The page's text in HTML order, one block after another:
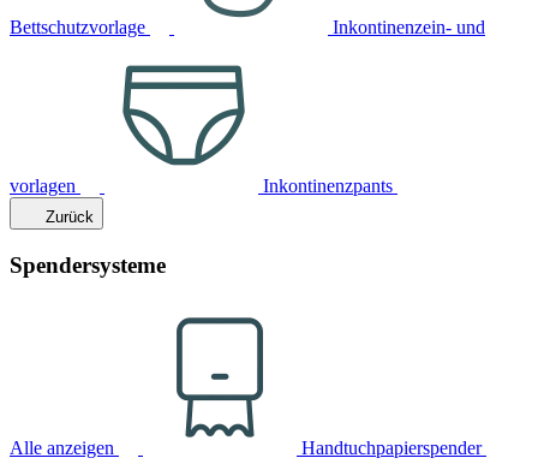
Bettschutzvorlage Inkontinenzein- und
vorlagen Inkontinenzpants
Zurück
Spendersysteme
Alle anzeigen Handtuchpapierspender